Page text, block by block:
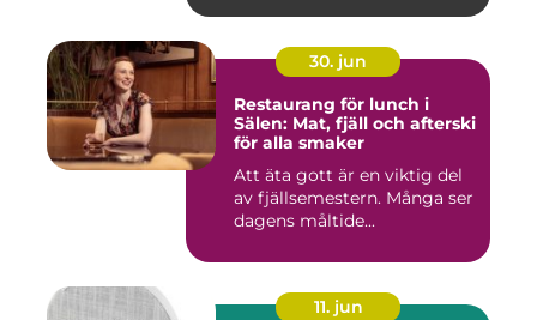
30. jun
Restaurang för lunch i
Sälen: Mat, fjäll och afterski
för alla smaker
Att äta gott är en viktig del
av fjällsemestern. Många ser
dagens måltide...
11. jun